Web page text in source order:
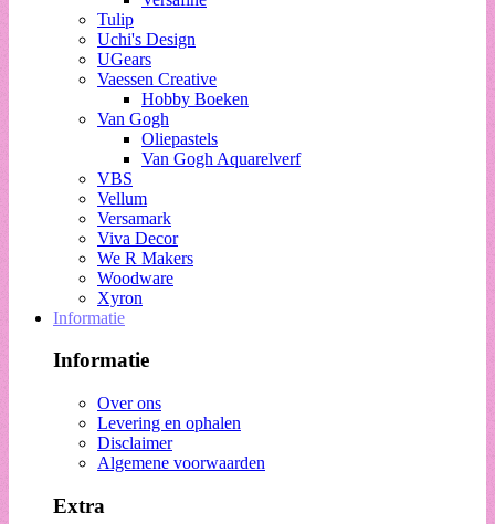
Tulip
Uchi's Design
UGears
Vaessen Creative
Hobby Boeken
Van Gogh
Oliepastels
Van Gogh Aquarelverf
VBS
Vellum
Versamark
Viva Decor
We R Makers
Woodware
Xyron
Informatie
Informatie
Over ons
Levering en ophalen
Disclaimer
Algemene voorwaarden
Extra